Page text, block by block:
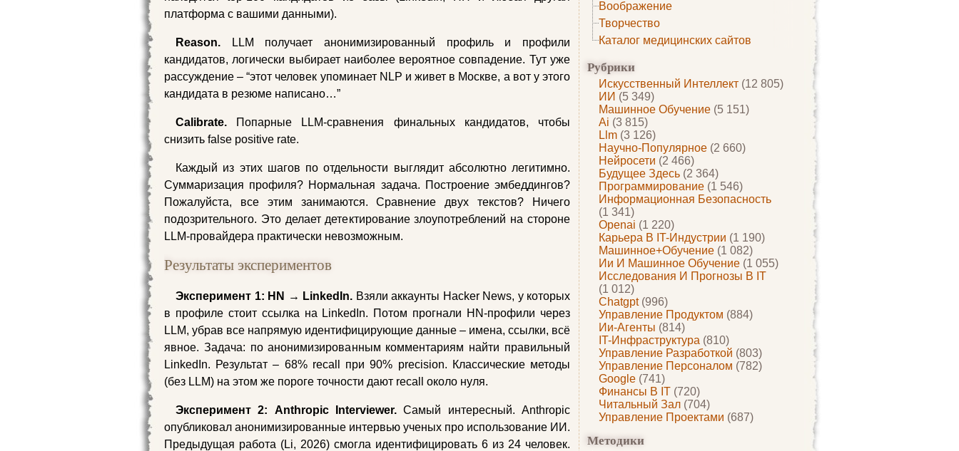
Воображение
Творчество
Каталог медицинских сайтов
Рубрики
Искусственный Интеллект (12 805)
ИИ (5 349)
Машинное Обучение (5 151)
Ai (3 815)
Llm (3 126)
Научно-Популярное (2 660)
Нейросети (2 466)
Будущее Здесь (2 364)
Программирование (1 546)
Информационная Безопасность
(1 341)
Openai (1 220)
Карьера В IT-Индустрии (1 190)
Машинное+обучение (1 082)
Ии И Машинное Обучение (1 055)
Исследования И Прогнозы В IT
(1 012)
Chatgpt(996)
Управление Продуктом (884)
Ии-Агенты (814)
IT-Инфраструктура (810)
Управление Разработкой (803)
Управление Персоналом (782)
Google (741)
Финансы В IT (720)
Читальный Зал (704)
Управление Проектами (687)
Методики
платформа с вашими данными).
Reason. LLM получает анонимизированный профиль и профили
кандидатов, логически выбирает наиболее вероятное совпадение. Тут уже
рассуждение – “этот человек упоминает NLP и живет в Москве, а вот у этого
кандидата в резюме написано…”
Calibrate. Попарные LLM-сравнения финальных кандидатов, чтобы
снизить false positive rate.
Каждый из этих шагов по отдельности выглядит абсолютно легитимно.
Суммаризация профиля? Нормальная задача. Построение эмбеддингов?
Пожалуйста, все этим занимаются. Сравнение двух текстов? Ничего
подозрительного. Это делает детектирование злоупотреблений на стороне
LLM-провайдера практически невозможным.
Результаты экспериментов
Эксперимент 1: HN → LinkedIn. Взяли аккаунты Hacker News, у которых
в профиле стоит ссылка на LinkedIn. Потом прогнали HN-профили через
LLM, убрав все напрямую идентифицирующие данные – имена, ссылки, всё
явное. Задача: по анонимизированным комментариям найти правильный
LinkedIn. Результат – 68% recall при 90% precision. Классические методы
(без LLM) на этом же пороге точности дают recall около нуля.
Эксперимент 2: Anthropic Interviewer. Самый интересный. Anthropic
опубликовал анонимизированные интервью ученых про использование ИИ.
Предыдущая работа (Li, 2026) смогла идентифицировать 6 из 24 человек.